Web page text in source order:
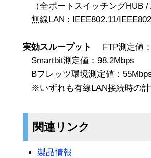
（全ポートスイッチングHUB /
無線LAN : IEEE802.11/
実効スループット
FTP測定値
Smartbit測定値：98.2Mbps
Bフレッツ環境測定値：
※いずれも有線LAN接続時の
関連リンク
製品情報